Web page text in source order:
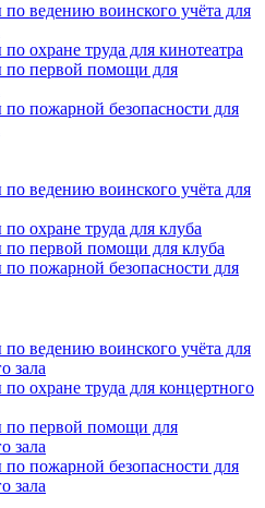
ведению воинского учёта для
охране труда для кинотеатра
по первой помощи для
пожарной безопасности для
ведению воинского учёта для
охране труда для клуба
первой помощи для клуба
пожарной безопасности для
ведению воинского учёта для
зала
охране труда для концертного
по первой помощи для
зала
пожарной безопасности для
зала